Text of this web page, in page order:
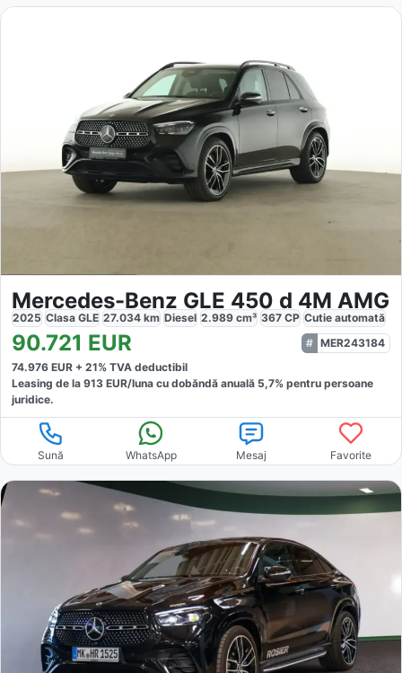
Mercedes-Benz GLE 450 d 4M AMG
2025 Clasa GLE 27.034 km Diesel 2.989 cm³ 367 CP Cutie automată
90.721 EUR
MER243184
74.976 EUR + 21% TVA deductibil
Leasing de la 913 EUR/luna cu dobăndă anuală 5,7% pentru persoane
juridice.
Sună WhatsApp Mesaj Favorite